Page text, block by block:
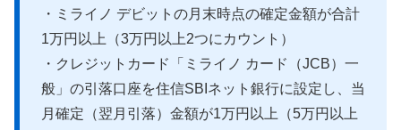
・ミライノ デビットの月末時点の確定金額が合計
1万円以上（3万円以上2つにカウント）
・クレジットカード「ミライノ カード（JCB）一
般」の引落口座を住信SBIネット銀行に設定し、当
月確定（翌月引落）金額が1万円以上（5万円以上